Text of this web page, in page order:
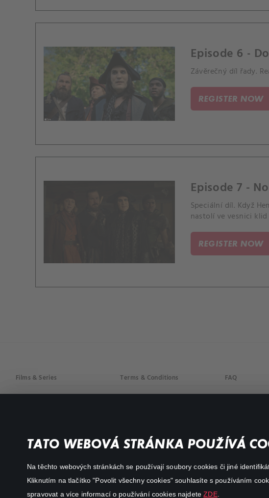
TATO WEBOVÁ STRÁNKA POUŽÍVÁ
Na těchto webových stránkách se používají soubory cookies či jiné
Kliknutím na tlačítko "Povolit všechny cookies" souhlasíte s používáním
spravovat a více informací o používání cookies najdeteZDE.
Episode 6 -
Závěrečný díl řady.
REGISTER NOW
Episode 7 -
Speciální díl. Když
nastolí ve vesnici klid
REGISTER NOW
Films & Series
Action
Terms & Conditions FAQ